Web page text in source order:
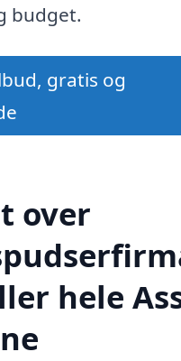
budget.
gratis og
over
hele